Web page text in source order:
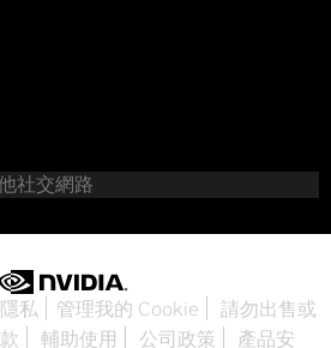
社交網路
私 管理我的 Cookie
請勿出售或
輔助使用 公司政策 產品安